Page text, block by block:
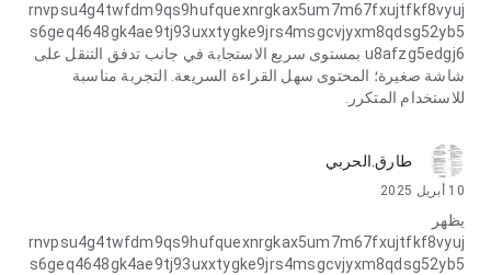
rnvpsu4g4twfdm9qs9hufquexnrgkax5um7m67fxujtfkf8vyuj
s6geq4648gk4ae9tj93uxxtygke9jrs4msgcvjyxm8qdsg52yb5
u8afzg5edgj6 بمستوى سريع الاستجابة في جانب تدفق التنقل على
شاشة صغيرة؛ المحتوى سهل القراءة السريعة. التجربة مناسبة
للاستخدام المتكرر.
طارق.الحربي
10 أبريل 2025
يظهر
rnvpsu4g4twfdm9qs9hufquexnrgkax5um7m67fxujtfkf8vyuj
s6geq4648gk4ae9tj93uxxtygke9jrs4msgcvjyxm8qdsg52yb5